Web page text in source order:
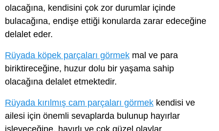
olacağına, kendisini çok zor durumlar içinde
bulacağına, endişe ettiği konularda zarar edeceğine
delalet eder.
Rüyada köpek parçaları görmek mal ve para
biriktireceğine, huzur dolu bir yaşama sahip
olacağına delalet etmektedir.
Rüyada kırılmış cam parçaları görmek kendisi ve
ailesi için önemli sevaplarda bulunup hayırlar